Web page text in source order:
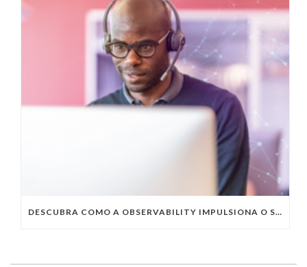
DESCUBRA COMO A OBSERVABILITY IMPULSIONA O SUCESSO DO SEU NEGÓCIO